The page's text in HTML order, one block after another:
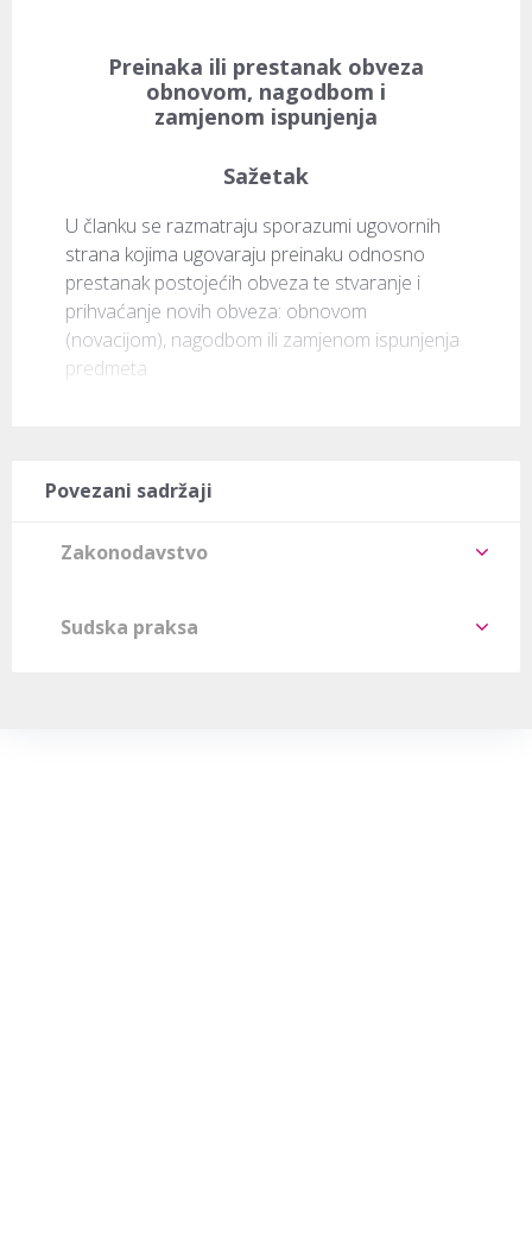
Preinaka ili prestanak obveza
obnovom, nagodbom i
zamjenom ispunjenja
Sažetak
U članku se razmatraju sporazumi ugovornih
strana kojima ugovaraju preinaku odnosno
prestanak postojećih obveza te stvaranje i
prihvaćanje novih obveza: obnovom
(novacijom), nagodbom ili zamjenom ispunjenja
predmeta
Povezani sadržaji
Zakonodavstvo
Sudska praksa